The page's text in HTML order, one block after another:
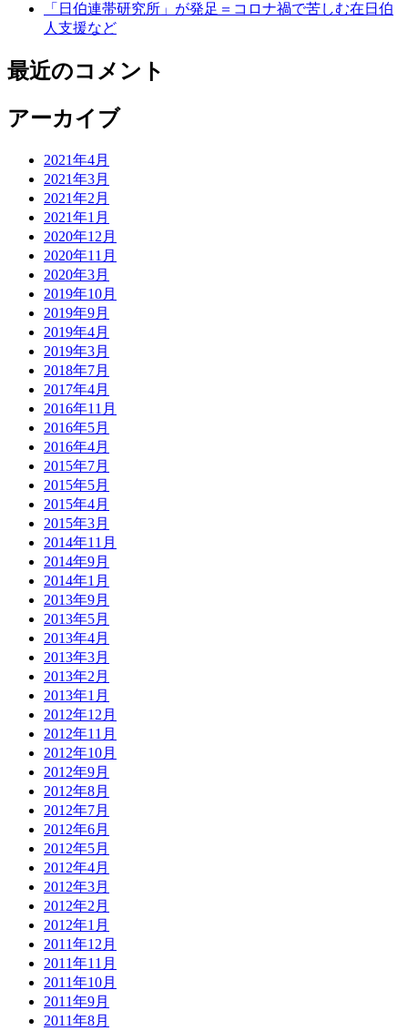
「日伯連帯研究所」が発足＝コロナ禍で苦しむ在日伯
人支援など
最近のコメント
アーカイブ
2021年4月
2021年3月
2021年2月
2021年1月
2020年12月
2020年11月
2020年3月
2019年10月
2019年9月
2019年4月
2019年3月
2018年7月
2017年4月
2016年11月
2016年5月
2016年4月
2015年7月
2015年5月
2015年4月
2015年3月
2014年11月
2014年9月
2014年1月
2013年9月
2013年5月
2013年4月
2013年3月
2013年2月
2013年1月
2012年12月
2012年11月
2012年10月
2012年9月
2012年8月
2012年7月
2012年6月
2012年5月
2012年4月
2012年3月
2012年2月
2012年1月
2011年12月
2011年11月
2011年10月
2011年9月
2011年8月